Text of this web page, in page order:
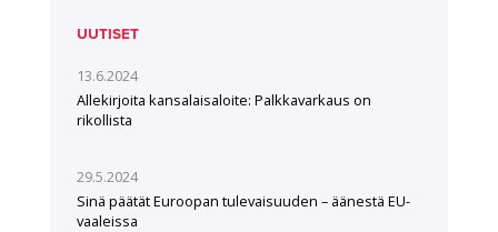
UUTISET
13.6.2024
Allekirjoita kansalaisaloite: Palkkavarkaus on
rikollista
29.5.2024
Sinä päätät Euroopan tulevaisuuden – äänestä EU-
vaaleissa